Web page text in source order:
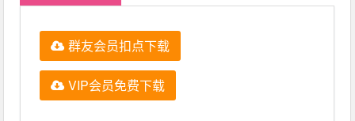
群友会员扣点下载
VIP会员免费下载